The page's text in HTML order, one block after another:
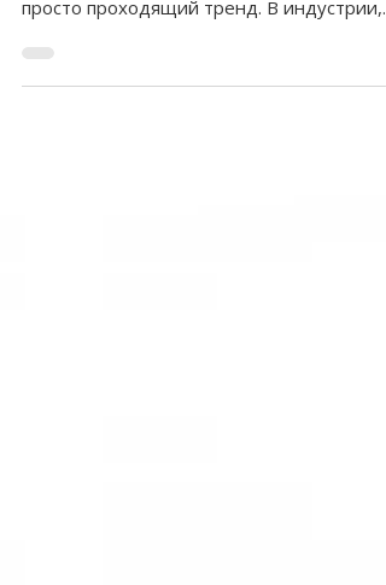
Подтверждено наукой, доверено
клиниками — вот почему PDRN это не
переполненной одними и теми же...